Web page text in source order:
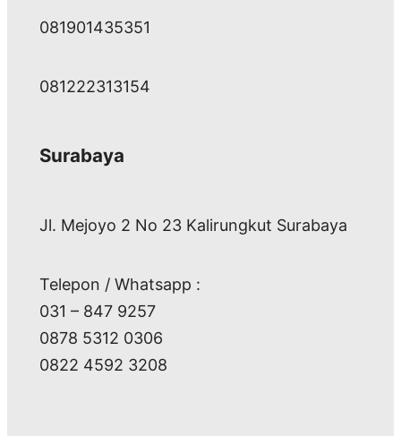
081901435351
081222313154
Surabaya
Jl. Mejoyo 2 No 23 Kalirungkut Surabaya
Telepon / Whatsapp :
031 – 847 9257
0878 5312 0306
0822 4592 3208